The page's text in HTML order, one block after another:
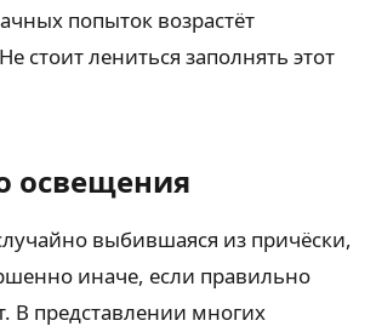
попыток возрастёт
стоит лениться заполнять этот
освещения
выбившаяся из причёски,
иначе, если правильно
В представлении многих